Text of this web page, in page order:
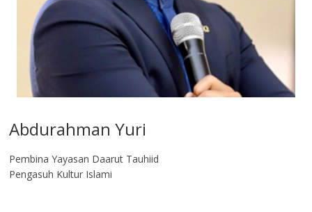
Abdurahman Yuri
Pembina Yayasan Daarut Tauhiid
Pengasuh Kultur Islami